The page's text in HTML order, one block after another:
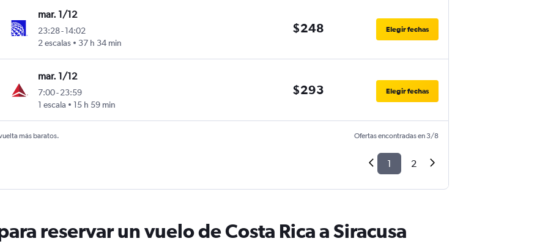
mar. 1/12
23:28-14:02
2 escalas
37 h 34 min
$248 Elegir fechas
mar. 1/12
7:00-23:59
1 escala
15 h 59 min
$293 Elegir fechas
más baratos. Ofertas encontradas en 3/8
1 2
reservar un vuelo de Costa Rica a Siracusa